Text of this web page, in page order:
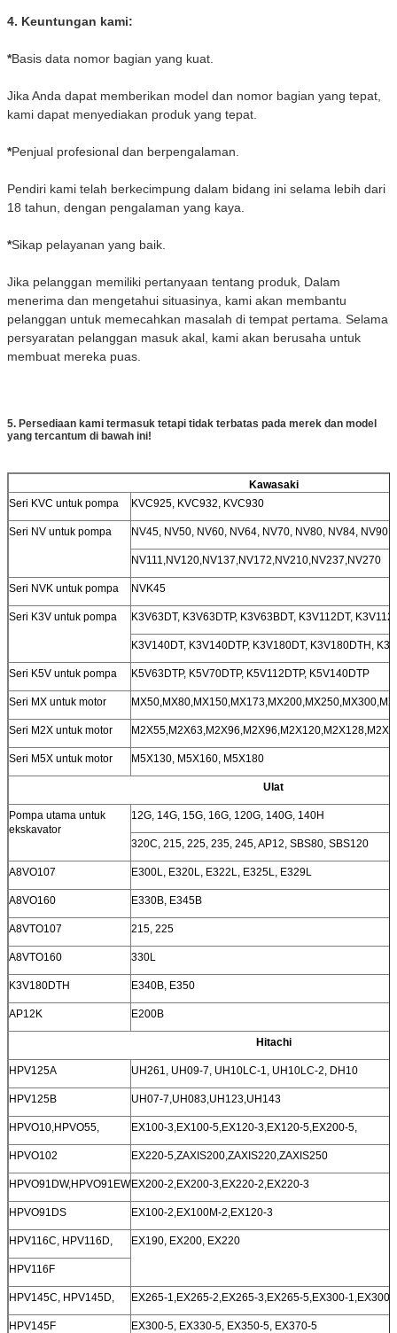
4. Keuntungan kami:
*Basis data nomor bagian yang kuat.
Jika Anda dapat memberikan model dan nomor bagian yang tepat,
kami dapat menyediakan produk yang tepat.
*Penjual profesional dan berpengalaman.
Pendiri kami telah berkecimpung dalam bidang ini selama lebih dari
18 tahun, dengan pengalaman yang kaya.
*Sikap pelayanan yang baik.
Jika pelanggan memiliki pertanyaan tentang produk, Dalam
menerima dan mengetahui situasinya, kami akan membantu
pelanggan untuk memecahkan masalah di tempat pertama. Selama
persyaratan pelanggan masuk akal, kami akan berusaha untuk
membuat mereka puas.
5. Persediaan kami termasuk tetapi tidak terbatas pada merek dan model
yang tercantum di bawah ini!
Kawasaki
Seri KVC untuk pompa
KVC925, KVC932, KVC930
Seri NV untuk pompa NV45, NV50, NV60, NV64, NV70, NV80, NV84, NV90,
NV111,NV120,NV137,NV172,NV210,NV237,NV270
Seri NVK untuk pompa NVK45
Seri K3V untuk pompa K3V63DT, K3V63DTP, K3V63BDT, K3V112DT,
K3V140DT, K3V140DTP, K3V180DT, K3V180DTH,
Seri K5V untuk pompa K5V63DTP, K5V70DTP, K5V112DTP, K5V140DTP
Seri MX untuk motor
Seri M2X untuk motor
Seri M5X untuk motor M5X130, M5X160, M5X180
Ulat
Pompa utama untuk
ekskavator
12G, 14G, 15G, 16G, 120G, 140G, 140H
320C, 215, 225, 235, 245, AP12, SBS80, SBS120
A8VO107 E300L, E320L, E322L, E325L, E329L
A8VO160 E330B, E345B
A8VTO107 215, 225
A8VTO160 330L
K3V180DTH E340B, E350
AP12K E200B
Hitachi
HPV125A UH261, UH09-7, UH10LC-1, UH10LC-2, DH10
HPV125B UH07-7,UH083,UH123,UH143
HPVO10,HPVO55, EX100-3,EX100-5,EX120-3,EX120-5,EX200-5,
HPVO102 EX220-5,ZAXIS200,ZAXIS220,ZAXIS250
HPVO91DW,HPVO91EWEX200-2,EX200-3,EX220-2,EX220-3
HPVO91DS EX100-2,EX100M-2,EX120-3
HPV116C, HPV116D, EX190, EX200, EX220
HPV116F
HPV145C, HPV145D, EX265-1,EX265-2,EX265-3,EX265-5,EX300-1,EX300-
HPV145F EX300-5, EX330-5, EX350-5, EX370-5